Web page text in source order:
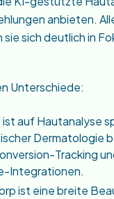
anbieten.
sich deutlich in
Unterschiede:
ist auf Hautanalyse
Dermatologie
Tracking
Integrationen.
ist eine breite